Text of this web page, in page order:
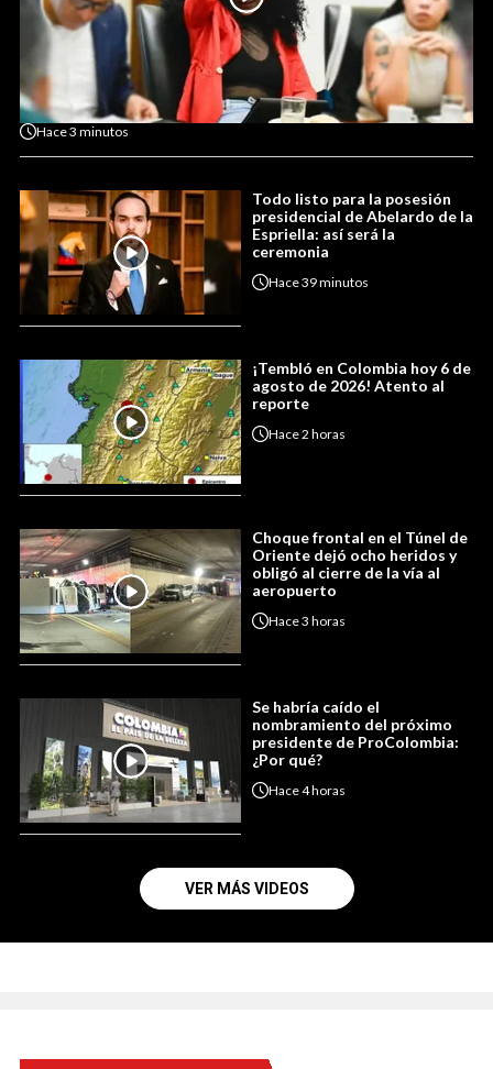
Hace3 minutos
Todo listo para la posesión
presidencial de Abelardo de la
Espriella: así será la
ceremonia
Hace39 minutos
¡Tembló en Colombia hoy 6 de
agosto de 2026! Atento al
reporte
Hace2 horas
Choque frontal en el Túnel de
Oriente dejó ocho heridos y
obligó al cierre de la vía al
aeropuerto
Hace3 horas
Se habría caído el
nombramiento del próximo
presidente de ProColombia:
¿Por qué?
Hace4 horas
VER MÁS VIDEOS